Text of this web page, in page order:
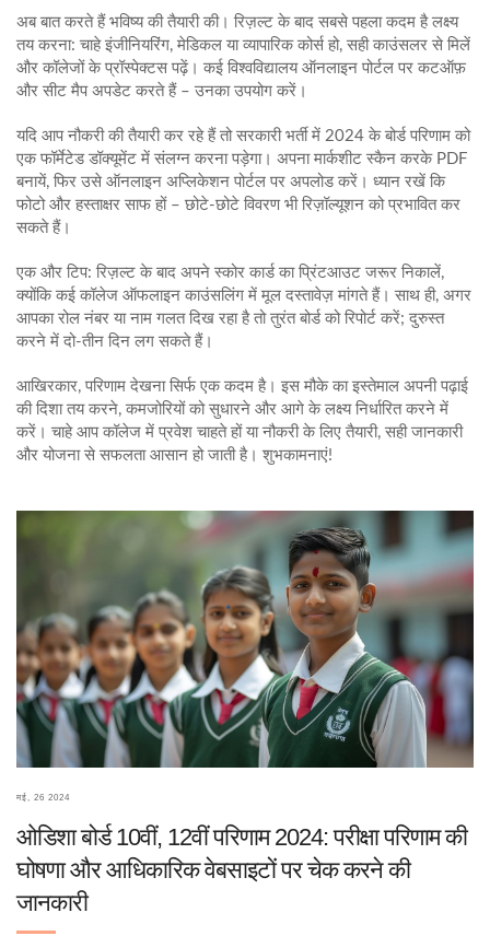
अब बात करते हैं भविष्य की तैयारी की। रिज़ल्ट के बाद सबसे पहला कदम है लक्ष्य
तय करना: चाहे इंजीनियरिंग, मेडिकल या व्यापारिक कोर्स हो, सही काउंसलर से मिलें
और कॉलेजों के प्रॉस्पेक्टस पढ़ें। कई विश्वविद्यालय ऑनलाइन पोर्टल पर कटऑफ़
और सीट मैप अपडेट करते हैं – उनका उपयोग करें।
यदि आप नौकरी की तैयारी कर रहे हैं तो सरकारी भर्ती में 2024 के बोर्ड परिणाम को
एक फॉर्मेटेड डॉक्यूमेंट में संलग्न करना पड़ेगा। अपना मार्कशीट स्कैन करके PDF
बनायें, फिर उसे ऑनलाइन अप्लिकेशन पोर्टल पर अपलोड करें। ध्यान रखें कि
फोटो और हस्ताक्षर साफ हों – छोटे-छोटे विवरण भी रिज़ॉल्यूशन को प्रभावित कर
सकते हैं।
एक और टिप: रिज़ल्ट के बाद अपने स्कोर कार्ड का प्रिंटआउट जरूर निकालें,
क्योंकि कई कॉलेज ऑफलाइन काउंसलिंग में मूल दस्तावेज़ मांगते हैं। साथ ही, अगर
आपका रोल नंबर या नाम गलत दिख रहा है तो तुरंत बोर्ड को रिपोर्ट करें; दुरुस्त
करने में दो‑तीन दिन लग सकते हैं।
आखिरकार, परिणाम देखना सिर्फ एक कदम है। इस मौके का इस्तेमाल अपनी पढ़ाई
की दिशा तय करने, कमजोरियों को सुधारने और आगे के लक्ष्य निर्धारित करने में
करें। चाहे आप कॉलेज में प्रवेश चाहते हों या नौकरी के लिए तैयारी, सही जानकारी
और योजना से सफलता आसान हो जाती है। शुभकामनाएं!
मई, 26 2024
ओडिशा बोर्ड 10वीं, 12वीं परिणाम 2024: परीक्षा परिणाम की
घोषणा और आधिकारिक वेबसाइटों पर चेक करने की
जानकारी